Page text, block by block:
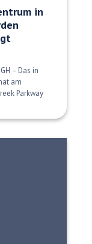
in
– Das in
am
Parkway